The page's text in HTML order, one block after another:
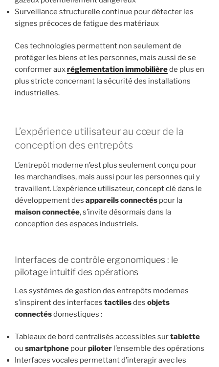
Surveillance structurelle continue pour détecter les
signes précoces de fatigue des matériaux
Ces technologies permettent non seulement de
protéger les biens et les personnes, mais aussi de se
conformer auxréglementation immobilièrede plus en
plus stricte concernant la sécurité des installations
industrielles.
L’expérience utilisateur au cœur de la
conception des entrepôts
L’entrepôt moderne n’est plus seulement conçu pour
les marchandises, mais aussi pour les personnes qui y
travaillent. L’expérience utilisateur, concept clé dans le
développement des appareils connectés pour la
maison connectée, s’invite désormais dans la
conception des espaces industriels.
Interfaces de contrôle ergonomiques : le
pilotage intuitif des opérations
Les systèmes de gestion des entrepôts modernes
s’inspirent des interfaces tactilesdes objets
connectésdomestiques :
Tableaux de bord centralisés accessibles surtablette
ou smartphone pourpiloter l’ensemble des opérations
Interfaces vocales permettant d’interagir avec les